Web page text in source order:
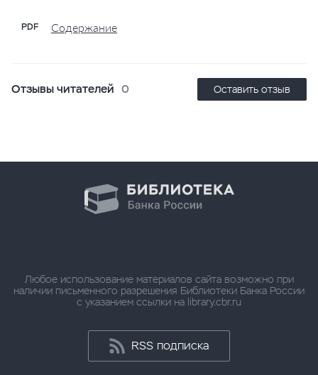
PDF Содержание
Отзывы читателей 0 Оставить отзыв
Любое использование материалов сайта возможно при
наличии письменного разрешения Библиотеки Банка России
с указанием ссылки на library.cbr.ru
RSS подписка